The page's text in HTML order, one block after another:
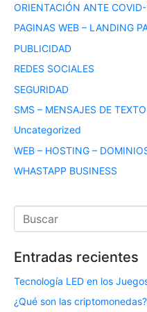
ORIENTACIÓN ANTE
PAGINAS WEB – LANDING
PUBLICIDAD
REDES SOCIALES
SEGURIDAD
SMS – MENSAJES DE TEXTO
Uncategorized
WEB – HOSTING –
WHASTAPP BUSINESS
Entradas recientes
Tecnología LED en los
¿Qué son las criptomonedas?